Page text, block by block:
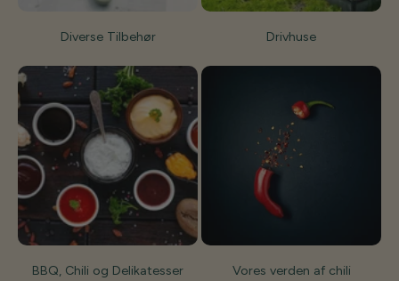
Diverse Tilbehør Drivhuse
BBQ, Chili og Delikatesser Vores verden af chili